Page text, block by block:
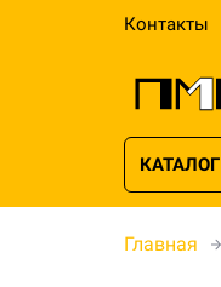
Контакты
КАТАЛОГ
Главная